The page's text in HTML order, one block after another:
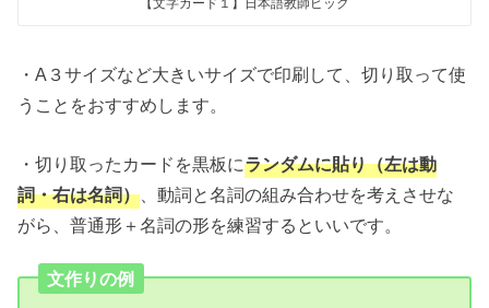
【文字カード１】日本語教師ピック
・A３サイズなど大きいサイズで印刷して、切り取って使
うことをおすすめします。
・切り取ったカードを黒板にランダムに貼り（左は動
詞・右は名詞） 、動詞と名詞の組み合わせを考えさせな
がら、普通形＋名詞の形を練習するといいです。
文作りの例